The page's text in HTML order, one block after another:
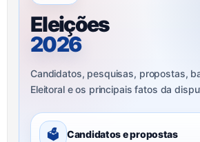
Eleições
2026
Candidatos, pesquisas, propostas,
Eleitoral e os principais fatos da
🗳 Candidatos e propostas